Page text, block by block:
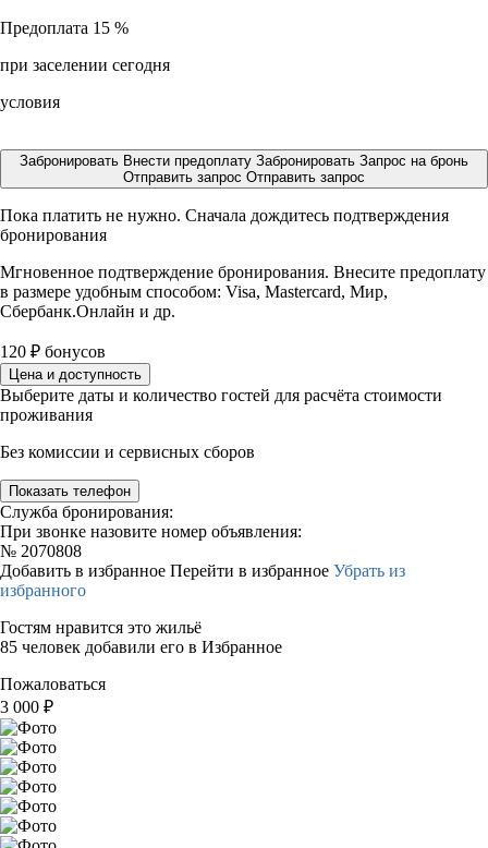
Предоплата 15 %
при заселении сегодня
условия
Забронировать Внести предоплату Забронировать Запрос на бронь
Отправить запрос Отправить запрос
Пока платить не нужно. Сначала дождитесь подтверждения
бронирования
Мгновенное подтверждение бронирования. Внесите предоплату
в размере удобным способом: Visa, Mastercard, Мир,
Сбербанк.Онлайн и др.
120 ₽ бонусов
Цена и доступность
Выберите даты и количество гостей для расчёта стоимости
проживания
Без комиссии и сервисных сборов
Показать телефон
Служба бронирования:
При звонке назовите номер объявления:
№ 2070808
Добавить в избранное Перейти в избранное Убрать из
избранного
Гостям нравится это жильё
85 человек добавили его в Избранное
Пожаловаться
3 000 ₽